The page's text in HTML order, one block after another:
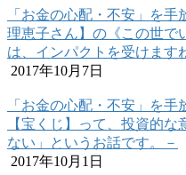
「お金の心配・不安」を
理恵子さん】の《この世で
は、インパクトを受けます
2017年10月7日
「お金の心配・不安」を
【宝くじ】って、投資的
ない」というお話です。－
2017年10月1日